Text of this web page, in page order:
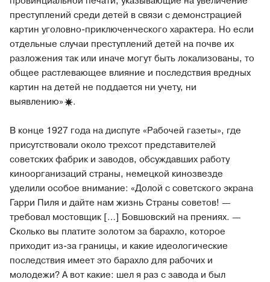
преступлений среди детей в связи с демонстрацией
картин уголовно-приключенческого характера. Но если
отдельные случаи преступлений детей на почве их
разложения так или иначе могут быть локализованы, то
общее растлевающее влияние и последствия вредных
картин на детей не поддается ни учету, ни
выявлению»
.
В конце 1927 года на диспуте «Рабочей газеты», где
присутствовали около трехсот представителей
советских фабрик и заводов, обсуждавших работу
киноорганизаций страны, немецкой кинозвезде
уделили особое внимание: «Долой с советского экрана
Гарри Пиля и дайте нам жизнь Страны советов! —
требовал мостовщик […] Бовшовский на прениях. —
Сколько вы платите золотом за барахло, которое
приходит из-за границы, и какие идеологические
последствия имеет это барахло для рабочих и
молодежи? А вот какие: шел я раз с завода и был